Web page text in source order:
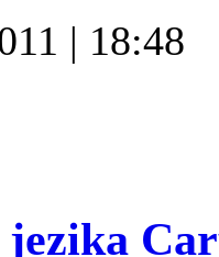
| 18:48